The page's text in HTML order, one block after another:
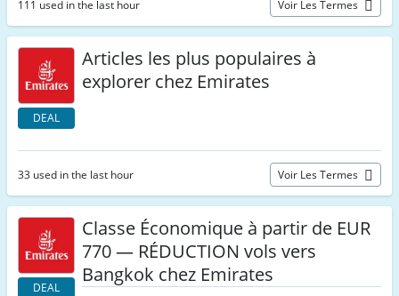
111 used in the last hour Voir Les Termes
DEAL
Articles les plus populaires à
explorer chez Emirates
33 used in the last hour Voir Les Termes
DEAL
Classe Économique à partir de EUR
770 — RÉDUCTION vols vers
Bangkok chez Emirates